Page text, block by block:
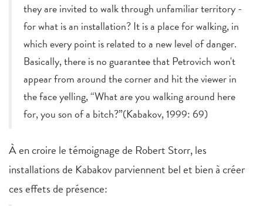
they are invited to walk through unfamiliar territory -
for what is an installation? It is a place for walking, in
which every point is related to a new level of danger.
Basically, there is no guarantee that Petrovich won't
appear from around the corner and hit the viewer in
the face yelling, “What are you walking around here
for, you son of a bitch?”(Kabakov, 1999: 69)
À en croire le témoignage de Robert Storr, les
installations de Kabakov parviennent bel et bien à créer
ces effets de présence: